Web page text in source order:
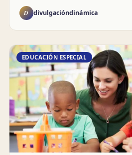
D divulgacióndinámica
EDUCACIÓN ESPECIAL